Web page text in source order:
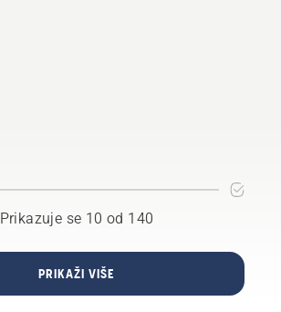
Prikazuje se 10 od 140
PRIKAŽI VIŠE